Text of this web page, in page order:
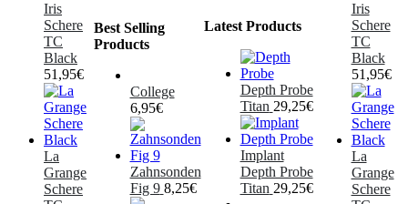
Iris
Schere
TC
Black
51,95€
La
Grange
Schere
Best Selling
Products
College
6,95€
Zahnsonden
Fig 9 8,25€
Latest Products
Depth Probe
Titan 29,25€
Implant
Depth Probe
Titan 29,25€
Iris
Schere
TC
Black
51,95€
La
Grange
Schere